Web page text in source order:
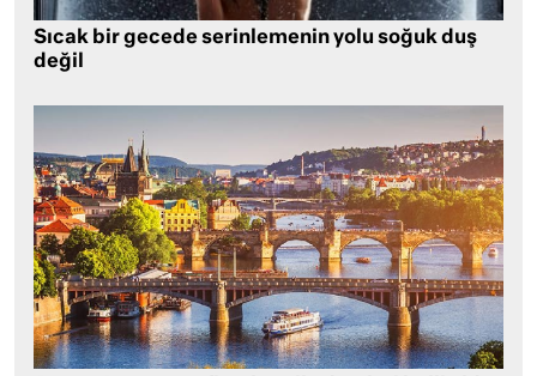
Sıcak bir gecede serinlemenin yolu soğuk duş
değil